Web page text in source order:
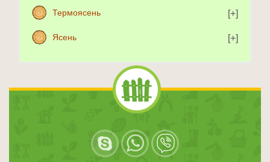
Термоясень
Ясень